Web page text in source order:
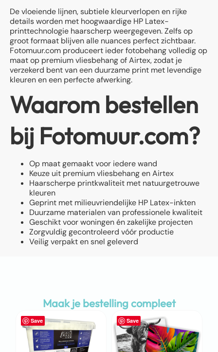
De vloeiende lijnen, subtiele kleurverlopen en rijke
details worden met hoogwaardige HP Latex-
printtechnologie haarscherp weergegeven. Zelfs op
groot formaat blijven alle nuances perfect zichtbaar.
Fotomuur.com produceert ieder fotobehang volledig op
maat op premium vliesbehang of Airtex, zodat je
verzekerd bent van een duurzame print met levendige
kleuren en een perfecte afwerking.
Waarom bestellen
bij Fotomuur.com?
Op maat gemaakt voor iedere wand
Keuze uit premium vliesbehang en Airtex
Haarscherpe printkwaliteit met natuurgetrouwe
kleuren
Geprint met milieuvriendelijke HP Latex-inkten
Duurzame materialen van professionele kwaliteit
Geschikt voor woningen én zakelijke projecten
Zorgvuldig gecontroleerd vóór productie
Veilig verpakt en snel geleverd
Maak je bestelling compleet
Save Save